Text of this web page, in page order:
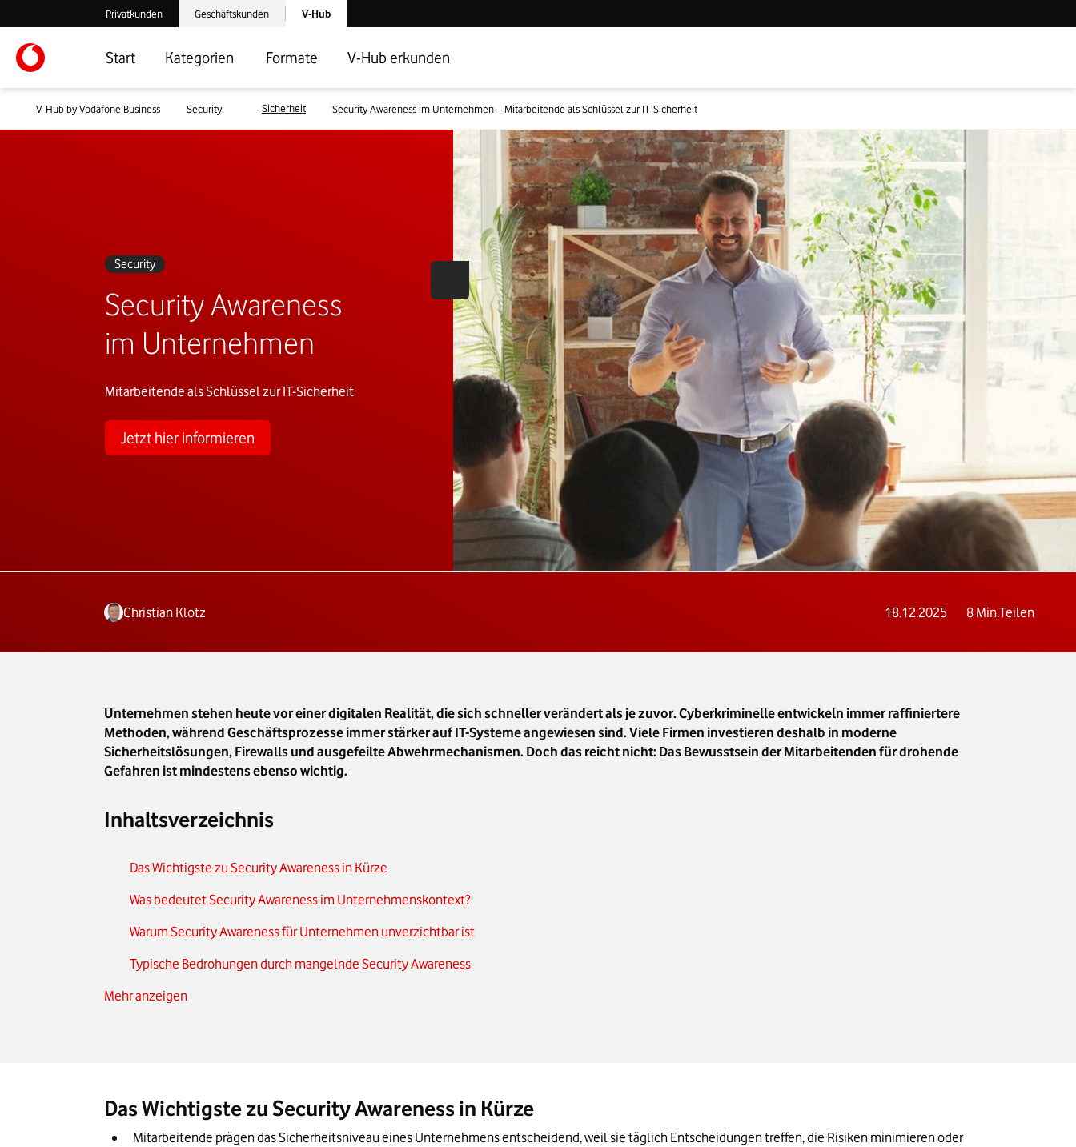
Verlassen der V-Hub Webseite: Zum Privatkundenbereich
Privatkunden Verlassen der V-Hub Webseite: Zum Geschäftskundenbereich
Geschäftskunden Laden der V-Hub Startseite
V-Hub
Start Kategorien Formate V-Hub erkunden
V-Hub by Vodafone Business Security Sicherheit Security Awareness im Unternehmen – Mitarbeitende als Schlüssel zur IT-Sicherheit
Security
Security Awareness
im Unternehmen
Mitarbeitende als Schlüssel zur IT-Sicherheit
Jetzt hier informieren
Christian Klotz 18.12.2025 8Min.Teilen
Unternehmen stehen heute vor einer digitalen Realität, die sich schneller verändert als je zuvor. Cyberkriminelle entwickeln immer raffiniertere
Methoden, während Geschäftsprozesse immer stärker auf IT-Systeme angewiesen sind. Viele Firmen investieren deshalb in moderne
Sicherheitslösungen, Firewalls und ausgefeilte Abwehrmechanismen. Doch das reicht nicht: Das Bewusstsein der Mitarbeitenden für drohende
Gefahren ist mindestens ebenso wichtig.
Inhaltsverzeichnis
Das Wichtigste zu Security Awareness in Kürze
Was bedeutet Security Awareness im Unternehmenskontext?
Warum Security Awareness für Unternehmen unverzichtbar ist
Typische Bedrohungen durch mangelnde Security Awareness
Security Awareness als Teil der Unternehmensstrategie
Herausforderungen bei der Umsetzung in Unternehmen
Mehr anzeigen
Das Wichtigste zu Security Awareness in Kürze
Mitarbeitende prägen das Sicherheitsniveau eines Unternehmens entscheidend, weil sie täglich Entscheidungen treffen, die Risiken minimieren oder